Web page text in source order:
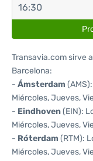
16:30
Transavia.com sirve
Barcelona:
- Ámsterdam
Miércoles, Jueves,
- Eindhoven(EIN):
Miércoles, Jueves,
- Róterdam (RTM):
Miércoles, Jueves,